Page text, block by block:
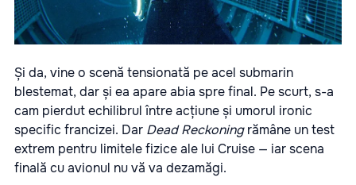
Și da, vine o scenă tensionată pe acel submarin
blestemat, dar și ea apare abia spre final. Pe scurt, s-a
cam pierdut echilibrul între acțiune și umorul ironic
specific francizei. Dar Dead Reckoningrămâne un test
extrem pentru limitele fizice ale lui Cruise — iar scena
finală cu avionul nu vă va dezamăgi.